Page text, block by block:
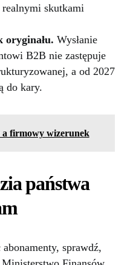
skutkami
oryginału. Wysłanie
B2B nie zastępuje
a od 2027
do kary.
firmowy wizerunek
państwa
sprawdź,